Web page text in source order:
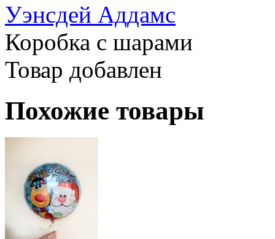
Уэнсдей Аддамс
Коробка с шарами
Товар добавлен
Похожие товары